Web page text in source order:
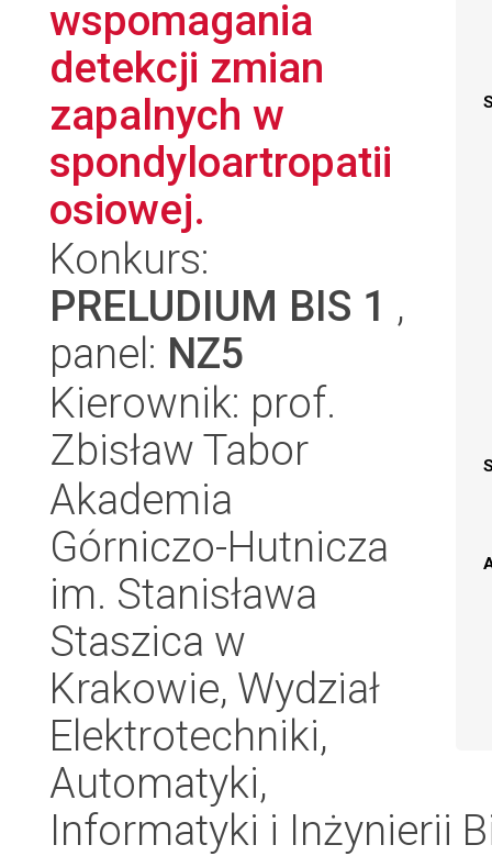
wspomagania
detekcji zmian
zapalnych w
spondyloartropatii
osiowej.
Konkurs:
PRELUDIUM BIS 1 ,
panel: NZ5
Kierownik: prof.
Zbisław Tabor
Akademia
Górniczo-Hutnicza
im. Stanisława
Staszica w
Krakowie, Wydział
Elektrotechniki,
Automatyki,
Informatyki i Inżynierii